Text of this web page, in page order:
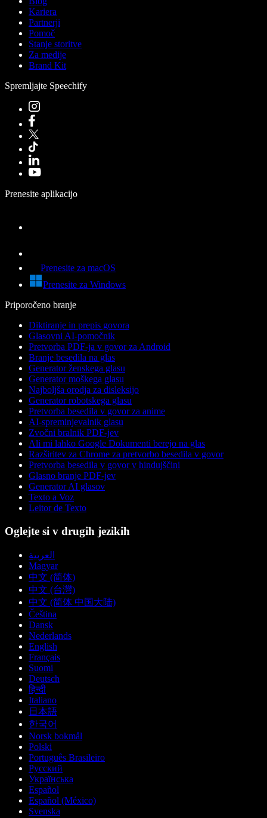
Kariera
Partnerji
Pomoč
Stanje storitve
Za medije
Brand Kit
Spremljajte Speechify
Prenesite aplikacijo
Prenesite za macOS
Prenesite za Windows
Priporočeno branje
Diktiranje in prepis govora
Glasovni AI-pomočnik
Pretvorba PDF-ja v govor za Android
Branje besedila na glas
Generator ženskega glasu
Generator moškega glasu
Najboljša orodja za disleksijo
Generator robotskega glasu
Pretvorba besedila v govor za anime
AI-spreminjevalnik glasu
Zvočni bralnik PDF-jev
Ali mi lahko Google Dokumenti berejo na glas
Razširitev za Chrome za pretvorbo besedila v govor
Pretvorba besedila v govor v hindujščini
Glasno branje PDF-jev
Generator AI glasov
Texto a Voz
Leitor de Texto
Oglejte si v drugih jezikih
العربية
Magyar
中文 (简体)
中文 (台灣)
中文 (简体 中国大陆)
Čeština
Dansk
Nederlands
English
Français
Suomi
Deutsch
हिन्दी
Italiano
日本語
한국어
Norsk bokmål
Polski
Português Brasileiro
Русский
Українська
Español
Español (México)
Svenska